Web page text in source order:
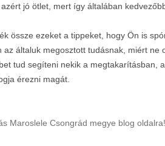
jó ötlet, mert így általában
össze ezeket a tippeket, hogy Ön is
az általuk megosztott tudásnak, miért ne
tud segíteni nekik a megtakarításban,
érezni magát.
Maroslele Csongrád megye blog oldalra!